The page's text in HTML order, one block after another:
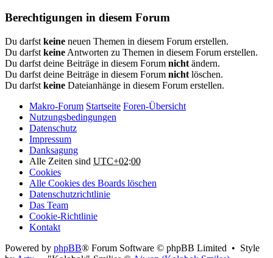
Berechtigungen in diesem Forum
Du darfst keine neuen Themen in diesem Forum erstellen.
Du darfst keine Antworten zu Themen in diesem Forum erstellen.
Du darfst deine Beiträge in diesem Forum nicht ändern.
Du darfst deine Beiträge in diesem Forum nicht löschen.
Du darfst keine Dateianhänge in diesem Forum erstellen.
Makro-Forum Startseite Foren-Übersicht
Nutzungsbedingungen
Datenschutz
Impressum
Danksagung
Alle Zeiten sind UTC+02:00
Cookies
Alle Cookies des Boards löschen
Datenschutzrichtlinie
Das Team
Cookie-Richtlinie
Kontakt
Powered by phpBB® Forum Software © phpBB Limited • Style